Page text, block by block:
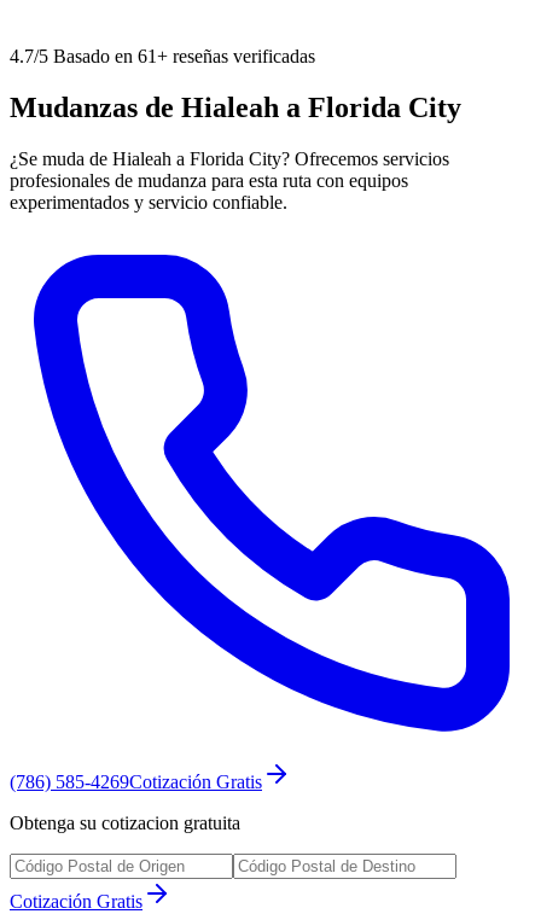
4.7/5 Basado en 61+ reseñas verificadas
Mudanzas de Hialeah a Florida City
¿Se muda de Hialeah a Florida City? Ofrecemos servicios
profesionales de mudanza para esta ruta con equipos
experimentados y servicio confiable.
(786) 585-4269Cotización Gratis
Obtenga su cotizacion gratuita
Cotización Gratis